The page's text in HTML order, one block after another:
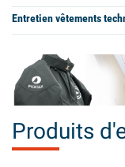
Entretien vêtements
Produits